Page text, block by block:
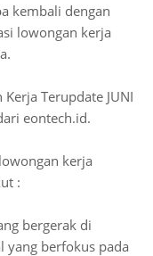
kembali dengan
lowongan kerja
Terupdate JUNI
eontech.id.
kerja
:
bergerak di
yang berfokus pada